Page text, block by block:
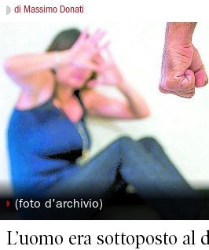
di Massimo Donati
◗ (foto d'archivio)
L’uomo era sottoposto al